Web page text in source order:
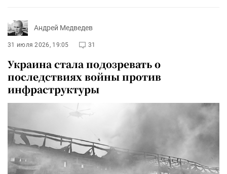
Андрей Медведев
31 июля 2026, 19:05 31
Украина стала подозревать о
последствиях войны против
инфраструктуры